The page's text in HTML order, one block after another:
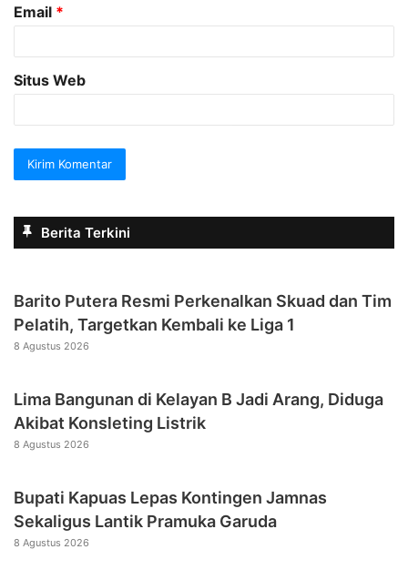
Email *
Situs Web
Berita Terkini
Barito Putera Resmi Perkenalkan Skuad dan Tim
Pelatih, Targetkan Kembali ke Liga 1
8 Agustus 2026
Lima Bangunan di Kelayan B Jadi Arang, Diduga
Akibat Konsleting Listrik
8 Agustus 2026
Bupati Kapuas Lepas Kontingen Jamnas
Sekaligus Lantik Pramuka Garuda
8 Agustus 2026